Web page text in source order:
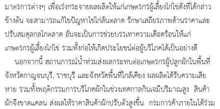
มาตรการต่างๆ เพื่อเร่งกระจายผลผลิตให้แก่เกษตรกรผู้เลี้ยงไก่ไข่ดังที่ได้กล่าว
ข้างต้น จะสามารถแก้ไขปัญหาไข่ไก่ล้นตลาด รักษาเสถียรภาพด้านราคาและ
ปรับสมดุลกลไกตลาด อันจะเป็นการช่วยบรรเทาความเดือดร้อนให้แก่
เกษตรกรผู้เลี้ยงไก่ไข่ รวมทั้งก่อให้เกิดประโยชน์ต่อผู้บริโภคได้เป็นอย่างดี
นอกจากนี้ สถานการณ์น้ำท่วมส่งผลกระทบต่อเกษตรกรผู้ปลูกผักในพื้นที่
จังหวัดกาญจนบุรี, ราชบุรี และจังหวัดพื้นที่ใกล้เคียง ผลผลิตได้รับความเสีย
หาย รวมทั้งพฤติกรรมการบริโภคผักในช่วงเทศกาลกินเจมีปริมาณสูง สินค้า
ผักจึงขาดแคลน ส่งผลให้ราคาสินค้าผักปรับตัวสูงขึ้น กรมการค้าภายในได้ร่วม